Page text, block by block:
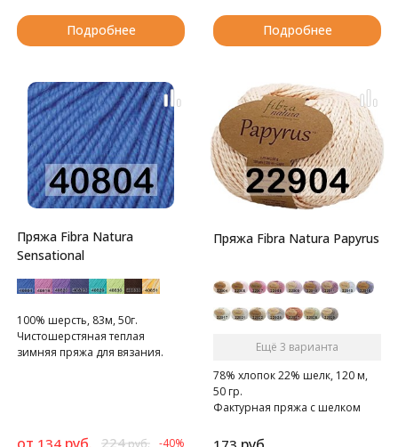
Подробнее Подробнее
Пряжа Fibra Natura
Sensational
100% шерсть, 83м, 50г.
Чистошерстяная теплая
зимняя пряжа для вязания.
224руб. -40%
Пряжа Fibra Natura Papyrus
Ещё 3 варианта
78% хлопок 22% шелк, 120 м,
50 гр.
Фактурная пряжа с шелком